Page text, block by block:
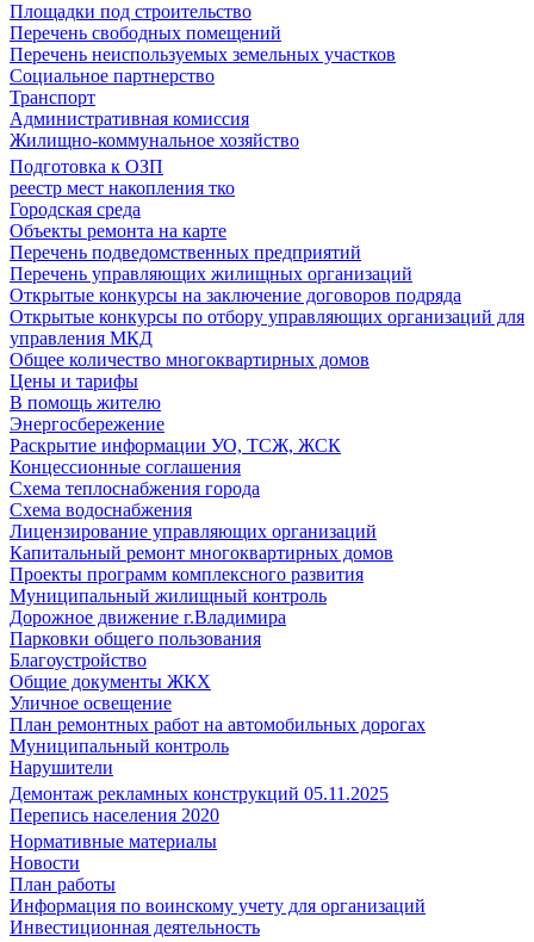
Площадки под строительство
Перечень свободных помещений
Перечень неиспользуемых земельных участков
Социальное партнерство
Транспорт
Административная комиссия
Жилищно-коммунальное хозяйство
Подготовка к ОЗП
реестр мест накопления тко
Городская среда
Объекты ремонта на карте
Перечень подведомственных предприятий
Перечень управляющих жилищных организаций
Открытые конкурсы на заключение договоров подряда
Открытые конкурсы по отбору управляющих организаций для
управления МКД
Общее количество многоквартирных домов
Цены и тарифы
В помощь жителю
Энергосбережение
Раскрытие информации УО, ТСЖ, ЖСК
Концессионные соглашения
Схема теплоснабжения города
Схема водоснабжения
Лицензирование управляющих организаций
Капитальный ремонт многоквартирных домов
Проекты программ комплексного развития
Муниципальный жилищный контроль
Дорожное движение г.Владимира
Парковки общего пользования
Благоустройство
Общие документы ЖКХ
Уличное освещение
План ремонтных работ на автомобильных дорогах
Муниципальный контроль
Нарушители
Демонтаж рекламных конструкций 05.11.2025
Перепись населения 2020
Нормативные материалы
Новости
План работы
Информация по воинскому учету для организаций
Инвестиционная деятельность